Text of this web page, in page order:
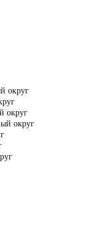
округ
округ
округ